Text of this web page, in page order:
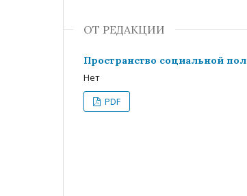
ОТ РЕДАКЦИИ
Пространство социальной
Нет
PDF